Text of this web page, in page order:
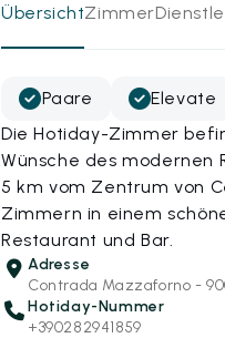
ÜbersichtZimmer
Paare
Elevate
Die Hotiday-Zimmer
Wünsche des modernen
5 km vom Zentrum von
Zimmern in einem
Restaurant und Bar.
Adresse
Contrada Mazzaforno -
Hotiday-Nummer
+390282941859